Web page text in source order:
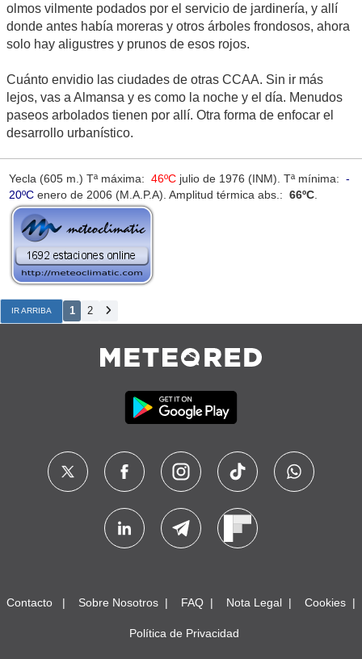
olmos vilmente podados por el servicio de jardinería, y allí
donde antes había moreras y otros árboles frondosos, ahora
solo hay aligustres y prunos de esos rojos.
Cuánto envidio las ciudades de otras CCAA. Sin ir más
lejos, vas a Almansa y es como la noche y el día. Menudos
paseos arbolados tienen por allí. Otra forma de enfocar el
desarrollo urbanístico.
Yecla (605 m.) Tª máxima: 46ºCjulio de 1976 (INM). Tª mínima: -
20ºCenero de 2006 (M.A.P.A). Amplitud térmica abs.: 66ºC.
IR ARRIBA 1 2
Contacto Sobre Nosotros FAQ Nota Legal Cookies
Política de Privacidad